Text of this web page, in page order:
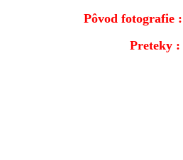
Pôvod fotografie :
Preteky :